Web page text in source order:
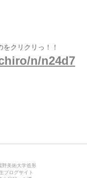
クリクリっ！！
n/n24d7
野美術大学造形
ブログサイト